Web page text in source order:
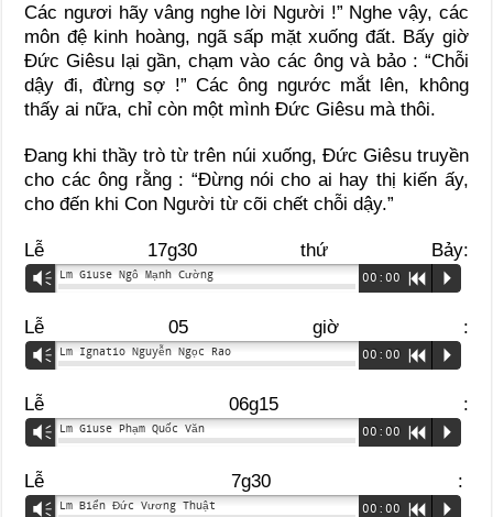
Các ngươi hãy vâng nghe lời Người !” Nghe vậy, các
môn đệ kinh hoàng, ngã sấp mặt xuống đất. Bấy giờ
Đức Giêsu lại gần, chạm vào các ông và bảo : “Chỗi
dậy đi, đừng sợ !” Các ông ngước mắt lên, không
thấy ai nữa, chỉ còn một mình Đức Giêsu mà thôi.
Đang khi thầy trò từ trên núi xuống, Đức Giêsu truyền
cho các ông rằng : “Đừng nói cho ai hay thị kiến ấy,
cho đến khi Con Người từ cõi chết chỗi dậy.”
Lễ 17g30 thứ Bảy:
Vm Lm Giuse Ngô Mạnh Cường 00:00 R P
Lễ 05 giờ :
Vm Lm Ignatio Nguyễn Ngọc Rao 00:00 R P
Lễ 06g15 :
Vm Lm Giuse Phạm Quốc Văn 00:00 R P
Lễ 7g30 :
Vm Lm Biển Đức Vương Thuật 00:00 R P